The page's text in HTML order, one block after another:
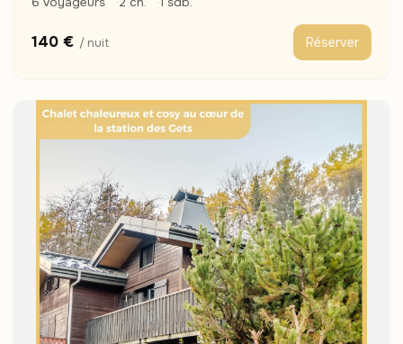
140 € / nuit Réserver